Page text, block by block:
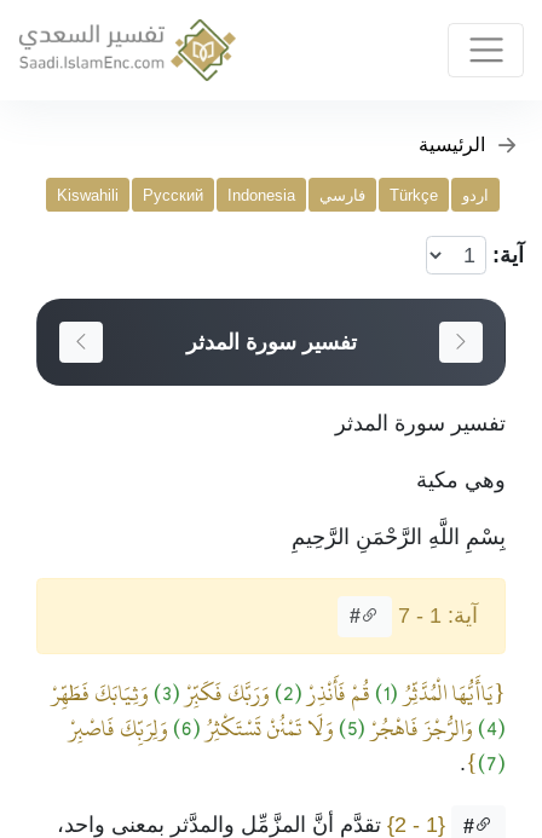
الرئيسية
اردو Türkçe فارسي Indonesia
Русский
Kiswahili
آية:
تفسير سورة المدثر
تفسير سورة المدثر
وهي مكية
بِسْمِ اللَّهِ الرَّحْمَنِ الرَّحِيمِ
آية: 1 - 7 #
{يَاأَيُّهَا الْمُدَّثِّرُ(1) قُمْ فَأَنْذِرْ(2) وَرَبَّكَ فَكَبِّرْ(3) وَثِيَابَكَ فَطَهِّرْ
(4)
وَالرُّجْزَ فَاهْجُرْ(5) وَلَا تَمْنُنْ تَسْتَكْثِرُ(6)
وَلِرَبِّكَ فَاصْبِرْ
(7)
}
.
#
{1 - 2}
تقدَّم أنَّ المزَّمِّل والمدَّثر بمعنى واحد،